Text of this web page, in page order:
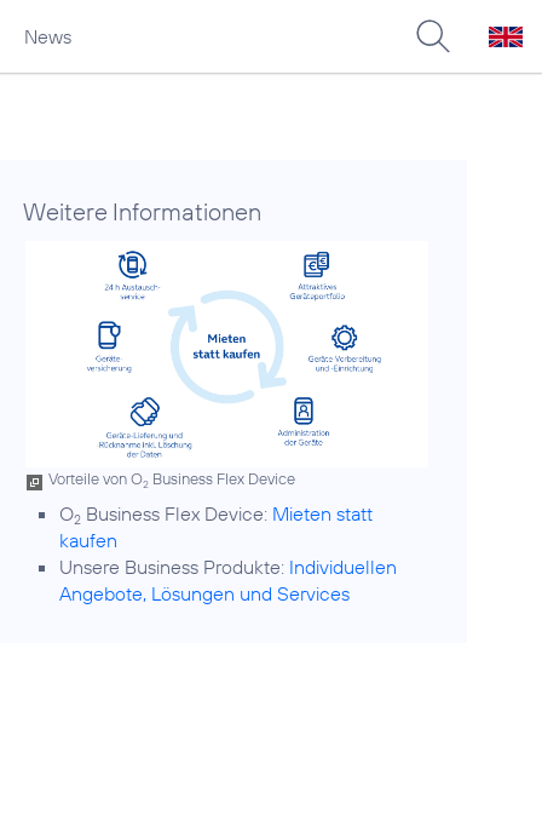
News
Weitere Informationen
Vorteile von O2 Business Flex Device
O2 Business Flex Device: Mieten statt
kaufen
Unsere Business Produkte: Individuellen
Angebote, Lösungen und Services